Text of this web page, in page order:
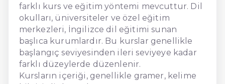
farklı kurs ve eğitim yöntemi mevcuttur. Dil
okulları, üniversiteler ve özel eğitim
merkezleri, İngilizce dil eğitimi sunan
başlıca kurumlardır. Bu kurslar genellikle
başlangıç seviyesinden ileri seviyeye kadar
farklı düzeylerde düzenlenir.
Kursların içeriği, genellikle gramer, kelime